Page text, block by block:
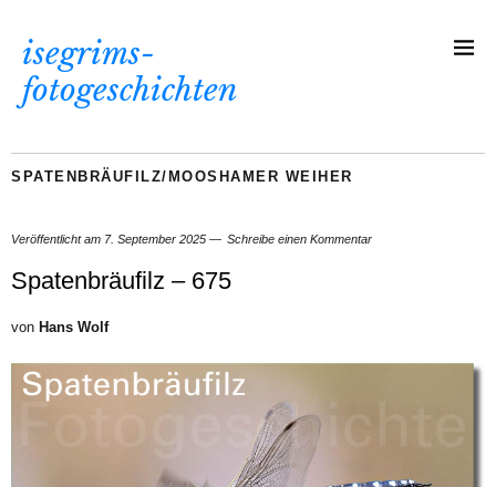
isegrims-
fotogeschichten
SPATENBRÄUFILZ/MOOSHAMER WEIHER
Veröffentlicht am 7. September 2025 Schreibe einen Kommentar
Spatenbräufilz – 675
von Hans Wolf